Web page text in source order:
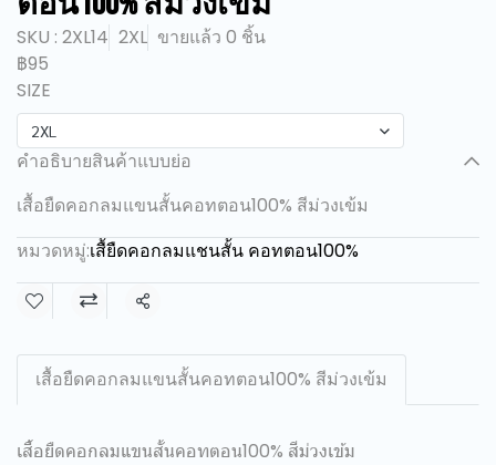
SKU : 2XL14 2XL ขายแล้ว 0 ชิ้น
฿95
SIZE
2XL
คำอธิบายสินค้าแบบย่อ
เสื้อยืดคอกลมแขนสั้นคอทตอน100% สีม่วงเข้ม
หมวดหมู่:เสื้ยืดคอกลมแชนสั้น คอทตอน100%
แชร์
เสื้อยืดคอกลมแขนสั้นคอทตอน100% สีม่วงเข้ม
เสื้อยืดคอกลมแขนสั้นคอทตอน100% สีม่วงเข้ม